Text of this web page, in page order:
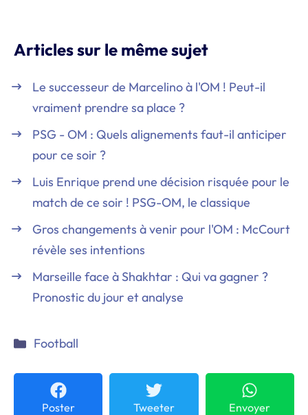
Articles sur le même sujet
Le successeur de Marcelino à l'OM ! Peut-il
vraiment prendre sa place ?
PSG - OM : Quels alignements faut-il anticiper
pour ce soir ?
Luis Enrique prend une décision risquée pour le
match de ce soir ! PSG-OM, le classique
Gros changements à venir pour l'OM : McCourt
révèle ses intentions
Marseille face à Shakhtar : Qui va gagner ?
Pronostic du jour et analyse
Catégories
Football
Poster Tweeter Envoyer